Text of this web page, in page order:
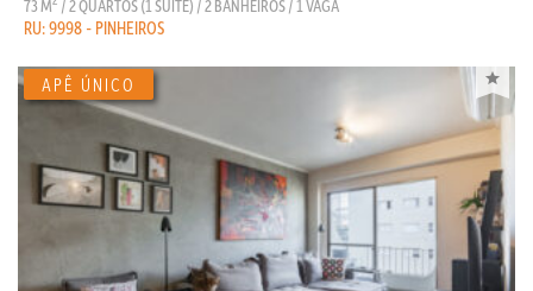
73 M / 2 QUARTOS (1 SUITE) / 2 BANHEIROS / 1 VAGA
RU: 9998 - PINHEIROS